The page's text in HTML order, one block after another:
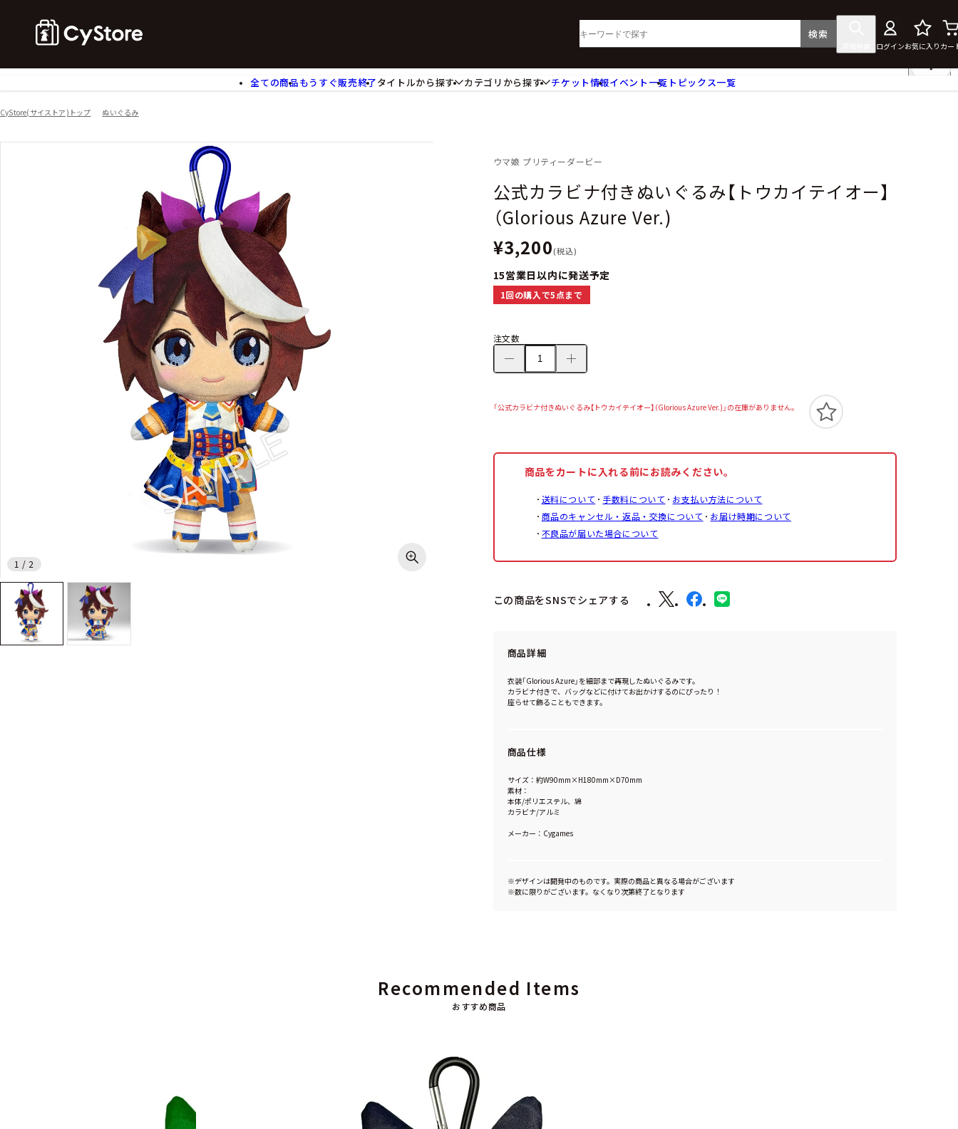
検索
ログインお気に入り カー
全ての商品もうすぐ販売終了タイトルから探す
カテゴリから探す
アクリルスタンド
アームサポーター
カードスリーブ・カード収納ケース
モバイルグッズ
食玩
アパレル小物
アクセサリー
文具
コミック・小説
チケット
チケット情報イベント一覧 トピックス一覧
CyStore(サイストア)トップ ぬいぐるみ
1 / 2
ウマ娘 プリティーダービー
公式カラビナ付きぬいぐるみ【トウカイテイオー】
（Glorious Azure Ver.)
¥3,200(税込)
15営業日以内に発送予定
1回の購入で5点まで
注文数
「公式カラビナ付きぬいぐるみ【トウカイテイオー】（Glorious Azure Ver.)」の在庫がありません。
商品をカートに入れる前にお読みください。
送料について 手数料について
お支払い方法について
商品のキャンセル・返品・交換について
お届け時期について
不良品が届いた場合について
この商品をSNSでシェアする
商品詳細
衣装「Glorious Azure」を細部まで再現したぬいぐるみです。
カラビナ付きで、バッグなどに付けてお出かけするのにぴったり！
座らせて飾ることもできます。
商品仕様
サイズ：約W90mm×H180mm×D70mm
素材：
本体/ポリエステル、綿
カラビナ/アルミ
メーカー：Cygames
※デザインは開発中のものです。実際の商品と異なる場合がございます
※数に限りがございます。なくなり次第終了となります
おすすめ商品
Recommended Items